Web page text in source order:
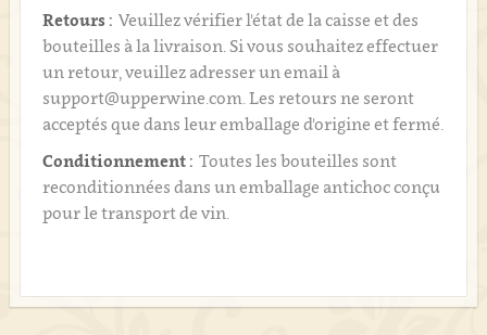
Retours : Veuillez vérifier l'état de la caisse et des
bouteilles à la livraison. Si vous souhaitez effectuer
un retour, veuillez adresser un email à
support@upperwine.com. Les retours ne seront
acceptés que dans leur emballage d'origine et fermé.
Conditionnement : Toutes les bouteilles sont
reconditionnées dans un emballage antichoc conçu
pour le transport de vin.